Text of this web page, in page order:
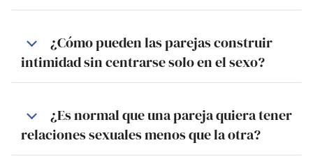
¿Cómo pueden las parejas construir
intimidad sin centrarse solo en el sexo?
¿Es normal que una pareja quiera tener
relaciones sexuales menos que la otra?